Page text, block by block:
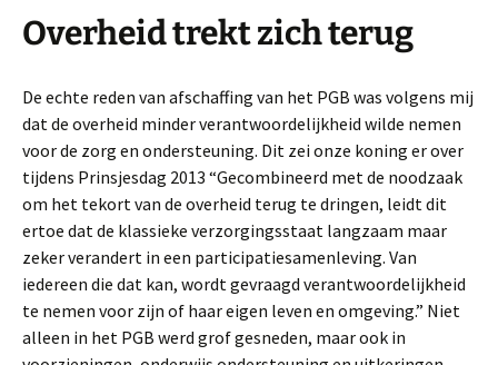
Overheid trekt zich terug
De echte reden van afschaffing van het PGB was volgens mij
dat de overheid minder verantwoordelijkheid wilde nemen
voor de zorg en ondersteuning. Dit zei onze koning er over
tijdens Prinsjesdag 2013 “Gecombineerd met de noodzaak
om het tekort van de overheid terug te dringen, leidt dit
ertoe dat de klassieke verzorgingsstaat langzaam maar
zeker verandert in een participatiesamenleving. Van
iedereen die dat kan, wordt gevraagd verantwoordelijkheid
te nemen voor zijn of haar eigen leven en omgeving.” Niet
alleen in het PGB werd grof gesneden, maar ook in